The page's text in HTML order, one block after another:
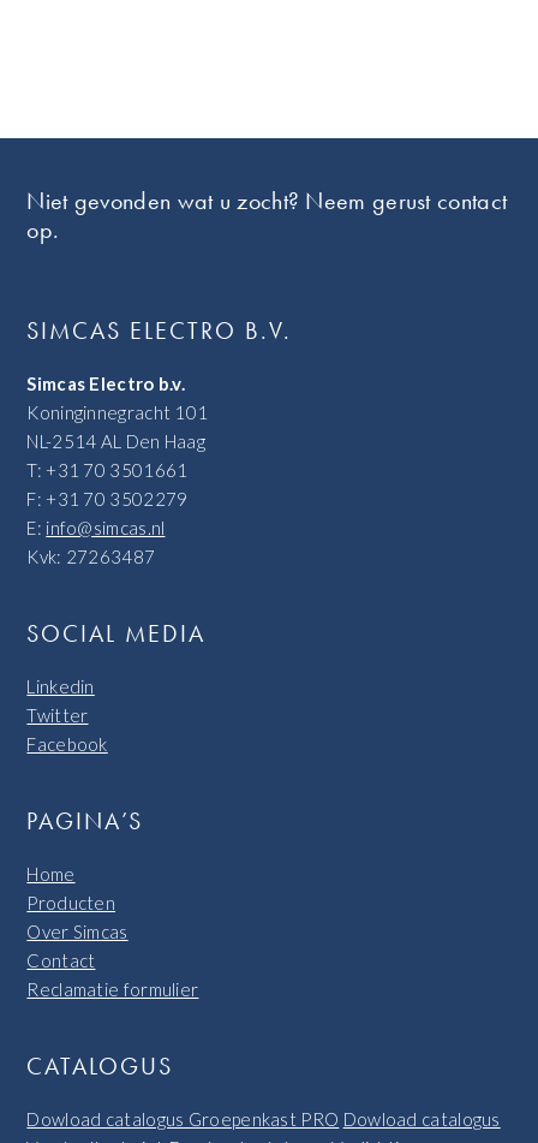
Niet gevonden wat u zocht? Neem gerust contact
op.
SIMCAS ELECTRO B.V.
Simcas Electro b.v.
Koninginnegracht 101
NL-2514 AL Den Haag
T: +31 70 3501661
F: +31 70 3502279
E: info@simcas.nl
Kvk: 27263487
SOCIAL MEDIA
Linkedin
Twitter
Facebook
PAGINA’S
Home
Producten
Over Simcas
Contact
Reclamatie formulier
CATALOGUS
Dowload catalogus Groepenkast PRO Dowload catalogus